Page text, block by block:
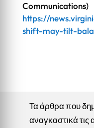
Communications)
https://
shift-may-tilt-
Τα άρθρα που
αναγκαστικά τις